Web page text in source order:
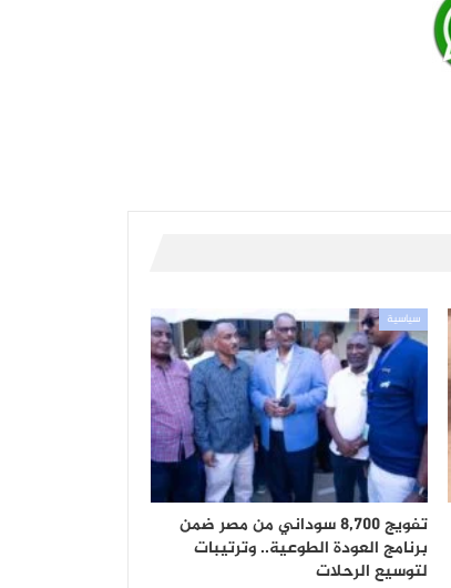
سياسية
تفويج 8,700 سوداني من مصر ضمن
برنامج العودة الطوعية.. وترتيبات
لتوسيع الرحلات